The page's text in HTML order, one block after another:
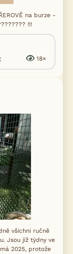
na burze -
!!!
18×
všichni ručně
Jsou již týdny ve
2025, protože